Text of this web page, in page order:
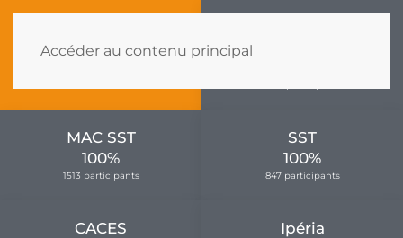
Accéder au contenu principal
TAUX DE
MAC SST
100%
1513 participants
SST
100%
847 participants
CACES
Ipéria